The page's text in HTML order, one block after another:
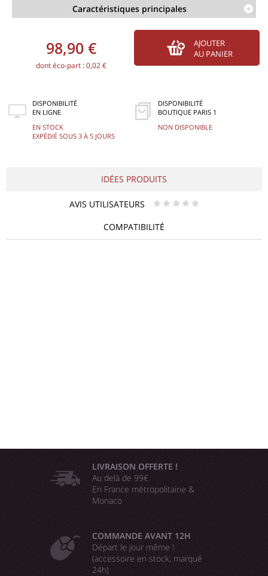
Caractéristiques principales
98,90 €
dont éco-part : 0,02 €
AJOUTER
AU PANIER
DISPONIBILITÉ
EN LIGNE
EN STOCK
EXPÉDIÉ SOUS 3 À 5 JOURS
DISPONIBILITÉ
BOUTIQUE PARIS 1
NON DISPONIBLE
IDÉES PRODUITS
AVIS UTILISATEURS * * * * *
COMPATIBILITÉ
LIVRAISON OFFERTE !
Au delà de 99€
En France métropolitaine &
Monaco
COMMANDE AVANT 12H
Départ le jour même !
(accessoire en stock, marqué
24h)